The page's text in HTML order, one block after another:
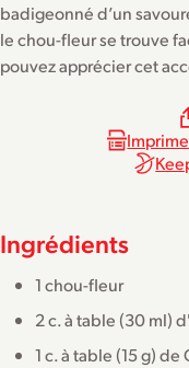
badigeonné d’un
le chou-fleur se trouve
pouvez apprécier cet
Ingrédients
1 chou-fleur
2 c. à table (30 ml)
1 c. à table (15 g)